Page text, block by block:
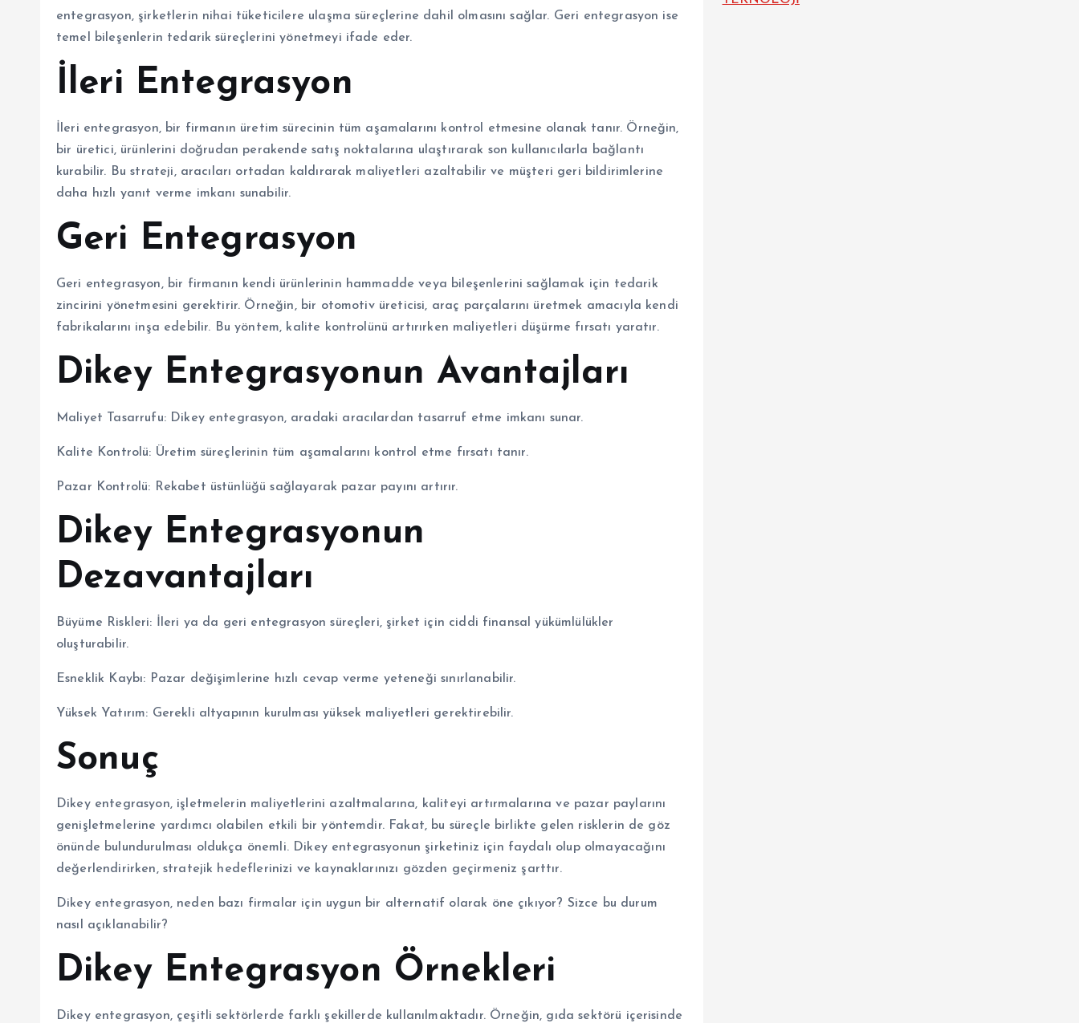
entegrasyon, şirketlerin nihai tüketicilere ulaşma süreçlerine dahil olmasını sağlar. Geri entegrasyon ise
temel bileşenlerin tedarik süreçlerini yönetmeyi ifade eder.
İleri Entegrasyon
İleri entegrasyon, bir firmanın üretim sürecinin tüm aşamalarını kontrol etmesine olanak tanır. Örneğin,
bir üretici, ürünlerini doğrudan perakende satış noktalarına ulaştırarak son kullanıcılarla bağlantı
kurabilir. Bu strateji, aracıları ortadan kaldırarak maliyetleri azaltabilir ve müşteri geri bildirimlerine
daha hızlı yanıt verme imkanı sunabilir.
Geri Entegrasyon
Geri entegrasyon, bir firmanın kendi ürünlerinin hammadde veya bileşenlerini sağlamak için tedarik
zincirini yönetmesini gerektirir. Örneğin, bir otomotiv üreticisi, araç parçalarını üretmek amacıyla kendi
fabrikalarını inşa edebilir. Bu yöntem, kalite kontrolünü artırırken maliyetleri düşürme fırsatı yaratır.
Dikey Entegrasyonun Avantajları
Maliyet Tasarrufu: Dikey entegrasyon, aradaki aracılardan tasarruf etme imkanı sunar.
Kalite Kontrolü: Üretim süreçlerinin tüm aşamalarını kontrol etme fırsatı tanır.
Pazar Kontrolü: Rekabet üstünlüğü sağlayarak pazar payını artırır.
Dikey Entegrasyonun
Dezavantajları
Büyüme Riskleri: İleri ya da geri entegrasyon süreçleri, şirket için ciddi finansal yükümlülükler
oluşturabilir.
Esneklik Kaybı: Pazar değişimlerine hızlı cevap verme yeteneği sınırlanabilir.
Yüksek Yatırım: Gerekli altyapının kurulması yüksek maliyetleri gerektirebilir.
Sonuç
Dikey entegrasyon, işletmelerin maliyetlerini azaltmalarına, kaliteyi artırmalarına ve pazar paylarını
genişletmelerine yardımcı olabilen etkili bir yöntemdir. Fakat, bu süreçle birlikte gelen risklerin de göz
önünde bulundurulması oldukça önemli. Dikey entegrasyonun şirketiniz için faydalı olup olmayacağını
değerlendirirken, stratejik hedeflerinizi ve kaynaklarınızı gözden geçirmeniz şarttır.
Dikey entegrasyon, neden bazı firmalar için uygun bir alternatif olarak öne çıkıyor? Sizce bu durum
nasıl açıklanabilir?
Dikey Entegrasyon Örnekleri
Dikey entegrasyon, çeşitli sektörlerde farklı şekillerde kullanılmaktadır. Örneğin, gıda sektörü içerisinde